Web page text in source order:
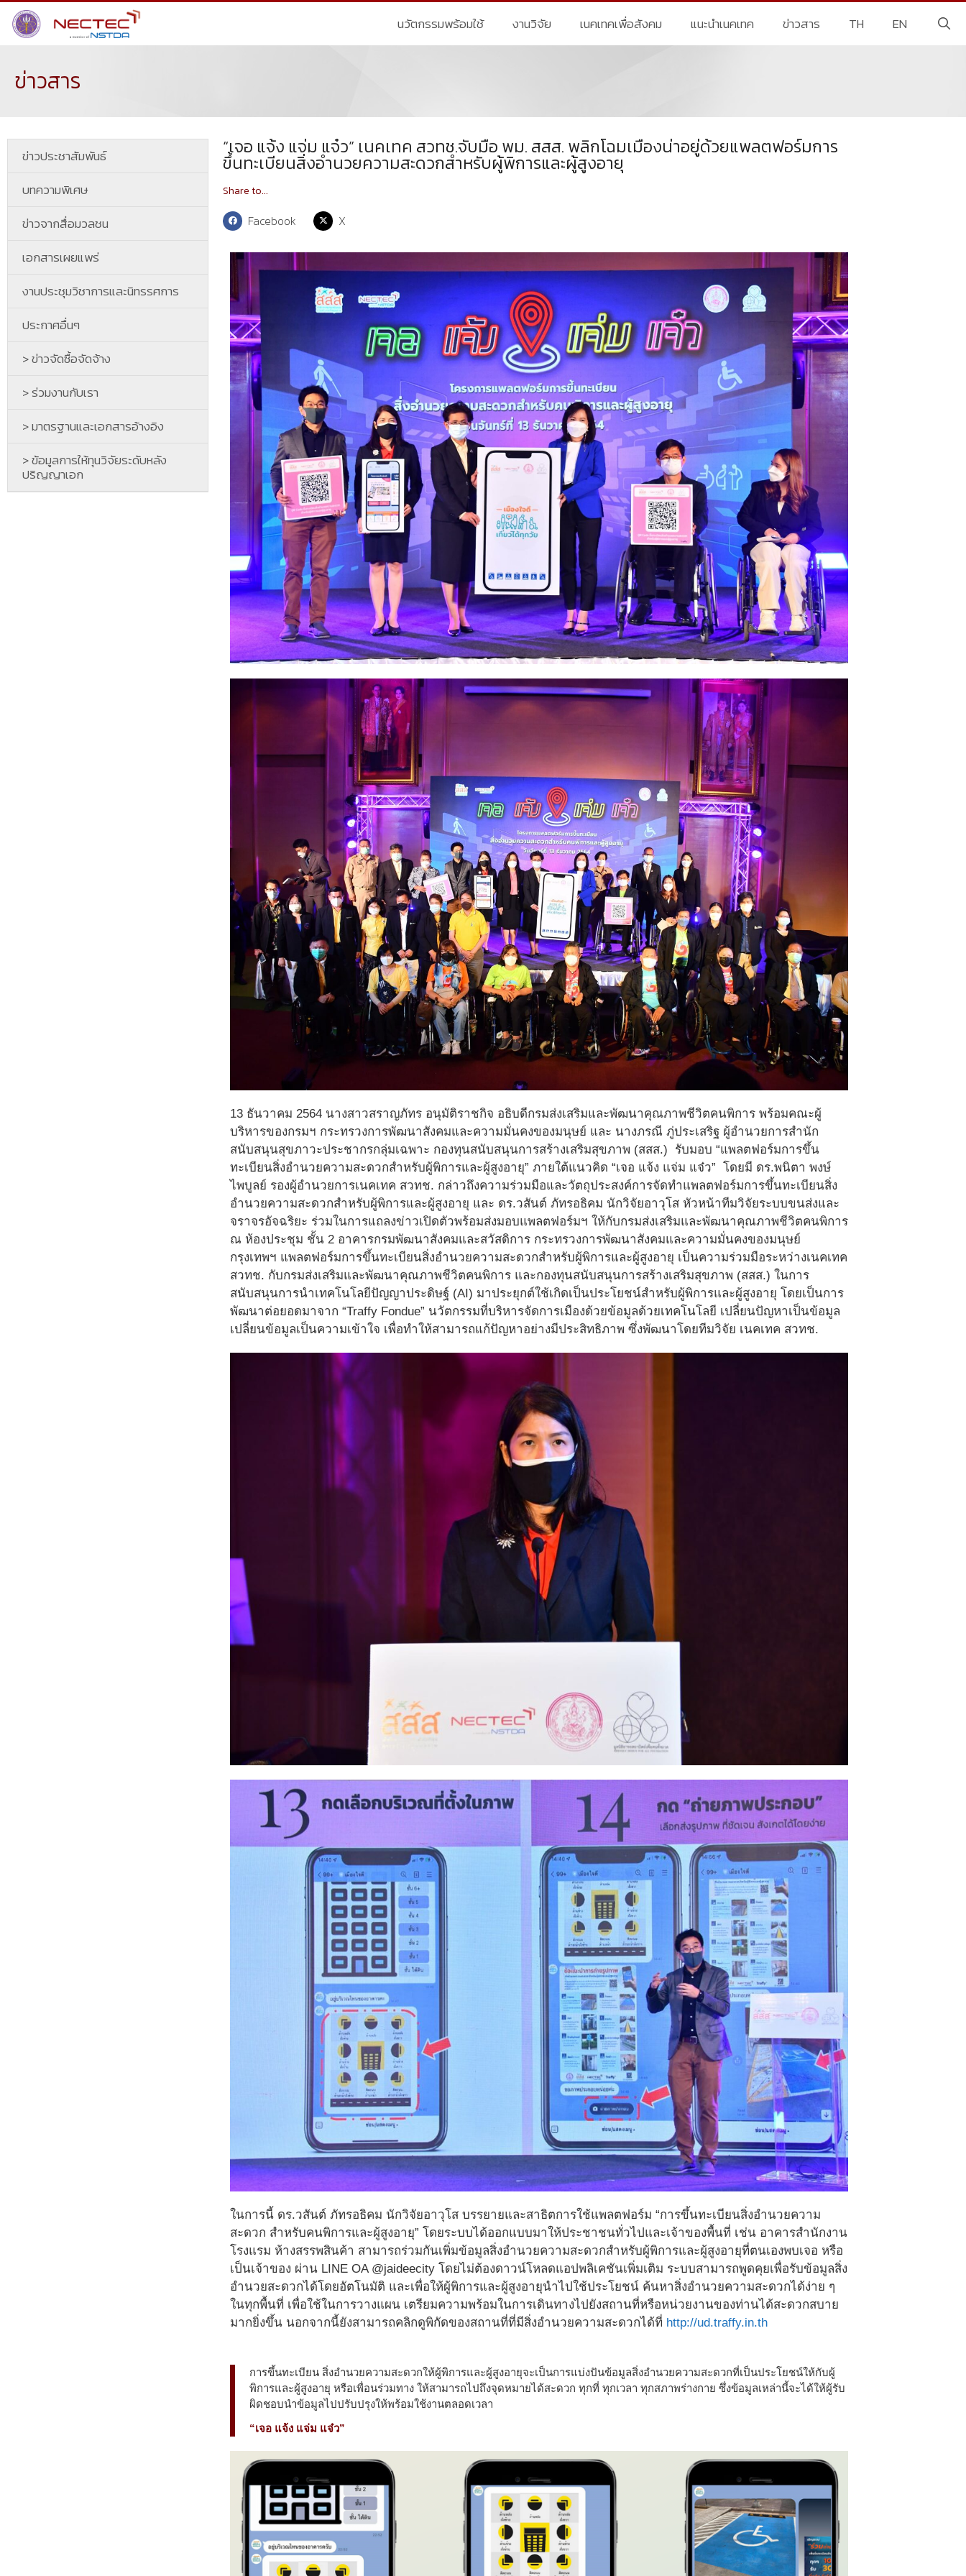
นวัตกรรมพร้อมใช้ งานวิจัย เนคเทคเพื่อสังคม แนะนำเนคเทค ข่าวสาร TH EN
ข่าวสาร
ข่าวประชาสัมพันธ์
บทความพิเศษ
ข่าวจากสื่อมวลชน
เอกสารเผยแพร่
งานประชุมวิชาการและนิทรรศการ
ประกาศอื่นๆ
> ข่าวจัดซื้อจัดจ้าง
> ร่วมงานกับเรา
> มาตรฐานและเอกสารอ้างอิง
> ข้อมูลการให้ทุนวิจัยระดับหลัง
ปริญญาเอก
“เจอ แจ้ง แจ่ม แจ๋ว” เนคเทค สวทช.จับมือ พม. สสส. พลิกโฉมเมืองน่าอยู่ด้วยแพลตฟอร์มการ
ขึ้นทะเบียนสิ่งอำนวยความสะดวกสำหรับผู้พิการและผู้สูงอายุ
Share to...
Facebook X
13 ธันวาคม 2564 นางสาวสราญภัทร อนุมัติราชกิจ อธิบดีกรมส่งเสริมและพัฒนาคุณภาพชีวิตคนพิการ พร้อมคณะผู้
บริหารของกรมฯ กระทรวงการพัฒนาสังคมและความมั่นคงของมนุษย์ และ นางภรณี ภู่ประเสริฐ ผู้อำนวยการสำนัก
สนับสนุนสุขภาวะประชากรกลุ่มเฉพาะ กองทุนสนับสนุนการสร้างเสริมสุขภาพ (สสส.) รับมอบ “แพลตฟอร์มการขึ้น
ทะเบียนสิ่งอำนวยความสะดวกสำหรับผู้พิการและผู้สูงอายุ” ภายใต้แนวคิด “เจอ แจ้ง แจ่ม แจ๋ว” โดยมี ดร.พนิตา พงษ์
ไพบูลย์ รองผู้อำนวยการเนคเทค สวทช. กล่าวถึงความร่วมมือและวัตถุประสงค์การจัดทำแพลตฟอร์มการขึ้นทะเบียนสิ่ง
อำนวยความสะดวกสำหรับผู้พิการและผู้สูงอายุ และ ดร.วสันต์ ภัทรอธิคม นักวิจัยอาวุโส หัวหน้าทีมวิจัยระบบขนส่งและ
จราจรอัจฉริยะ ร่วมในการแถลงข่าวเปิดตัวพร้อมส่งมอบแพลตฟอร์มฯ ให้กับกรมส่งเสริมและพัฒนาคุณภาพชีวิตคนพิการ
ณ ห้องประชุม ชั้น 2 อาคารกรมพัฒนาสังคมและสวัสดิการ กระทรวงการพัฒนาสังคมและความมั่นคงของมนุษย์
กรุงเทพฯ แพลตฟอร์มการขึ้นทะเบียนสิ่งอำนวยความสะดวกสำหรับผู้พิการและผู้สูงอายุ เป็นความร่วมมือระหว่างเนคเทค
สวทช. กับกรมส่งเสริมและพัฒนาคุณภาพชีวิตคนพิการ และกองทุนสนับสนุนการสร้างเสริมสุขภาพ (สสส.) ในการ
สนับสนุนการนำเทคโนโลยีปัญญาประดิษฐ์ (AI) มาประยุกต์ใช้เกิดเป็นประโยชน์สำหรับผู้พิการและผู้สูงอายุ โดยเป็นการ
พัฒนาต่อยอดมาจาก “Traffy Fondue” นวัตกรรมที่บริหารจัดการเมืองด้วยข้อมูลด้วยเทคโนโลยี เปลี่ยนปัญหาเป็นข้อมูล
เปลี่ยนข้อมูลเป็นความเข้าใจ เพื่อทำให้สามารถแก้ปัญหาอย่างมีประสิทธิภาพ ซึ่งพัฒนาโดยทีมวิจัย เนคเทค สวทช.
ในการนี้ ดร.วสันต์ ภัทรอธิคม นักวิจัยอาวุโส บรรยายและสาธิตการใช้แพลตฟอร์ม “การขึ้นทะเบียนสิ่งอำนวยความ
สะดวก สำหรับคนพิการและผู้สูงอายุ” โดยระบบได้ออกแบบมาให้ประชาชนทั่วไปและเจ้าของพื้นที่ เช่น อาคารสำนักงาน
โรงแรม ห้างสรรพสินค้า สามารถร่วมกันเพิ่มข้อมูลสิ่งอำนวยความสะดวกสำหรับผู้พิการและผู้สูงอายุที่ตนเองพบเจอ หรือ
เป็นเจ้าของ ผ่าน LINE OA @jaideecity โดยไม่ต้องดาวน์โหลดแอปพลิเคชันเพิ่มเติม ระบบสามารถพูดคุยเพื่อรับข้อมูลสิ่ง
อำนวยสะดวกได้โดยอัตโนมัติ และเพื่อให้ผู้พิการและผู้สูงอายุนำไปใช้ประโยชน์ ค้นหาสิ่งอำนวยความสะดวกได้ง่าย ๆ
ในทุกพื้นที่ เพื่อใช้ในการวางแผน เตรียมความพร้อมในการเดินทางไปยังสถานที่หรือหน่วยงานของท่านได้สะดวกสบาย
มากยิ่งขึ้น นอกจากนี้ยังสามารถคลิกดูพิกัดของสถานที่ที่มีสิ่งอำนวยความสะดวกได้ที่ http://ud.traffy.in.th
การขึ้นทะเบียน สิ่งอำนวยความสะดวกให้ผู้พิการและผู้สูงอายุจะเป็นการแบ่งปันข้อมูลสิ่งอำนวยความสะดวกที่เป็นประโยชน์ให้กับผู้
พิการและผู้สูงอายุ หรือเพื่อนร่วมทาง ให้สามารถไปถึงจุดหมายได้สะดวก ทุกที่ ทุกเวลา ทุกสภาพร่างกาย ซึ่งข้อมูลเหล่านี้จะได้ให้ผู้รับ
ผิดชอบนำข้อมูลไปปรับปรุงให้พร้อมใช้งานตลอดเวลา
“เจอ แจ้ง แจ่ม แจ๋ว”